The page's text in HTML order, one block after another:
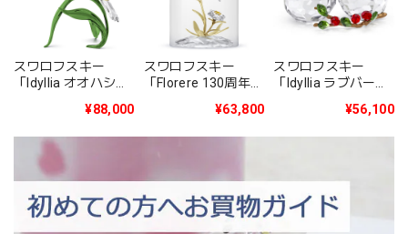
スワロフスキー
「Idyllia オオハシ」
¥88,000
スワロフスキー
「Florere 130周年記
¥63,800
スワロフスキー
「Idyllia ラブバード
¥56,100